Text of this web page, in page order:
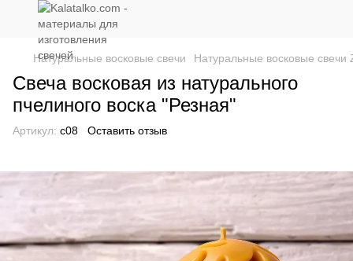
Натуральные восковые свечи Натуральные восковые свечи
Свеча восковая из натурального
пчелиного воска "Резная"
Артикул: с08 Оставить отзыв